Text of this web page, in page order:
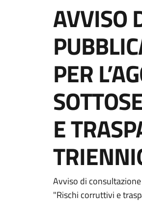
AVVISO
PER
E
Dettagli
Avviso di
"Rischi corruttivi e